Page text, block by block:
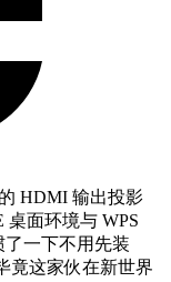
HDMI 输出投影
桌面环境与 WPS
了一下不用先装
竟这家伙在新世界